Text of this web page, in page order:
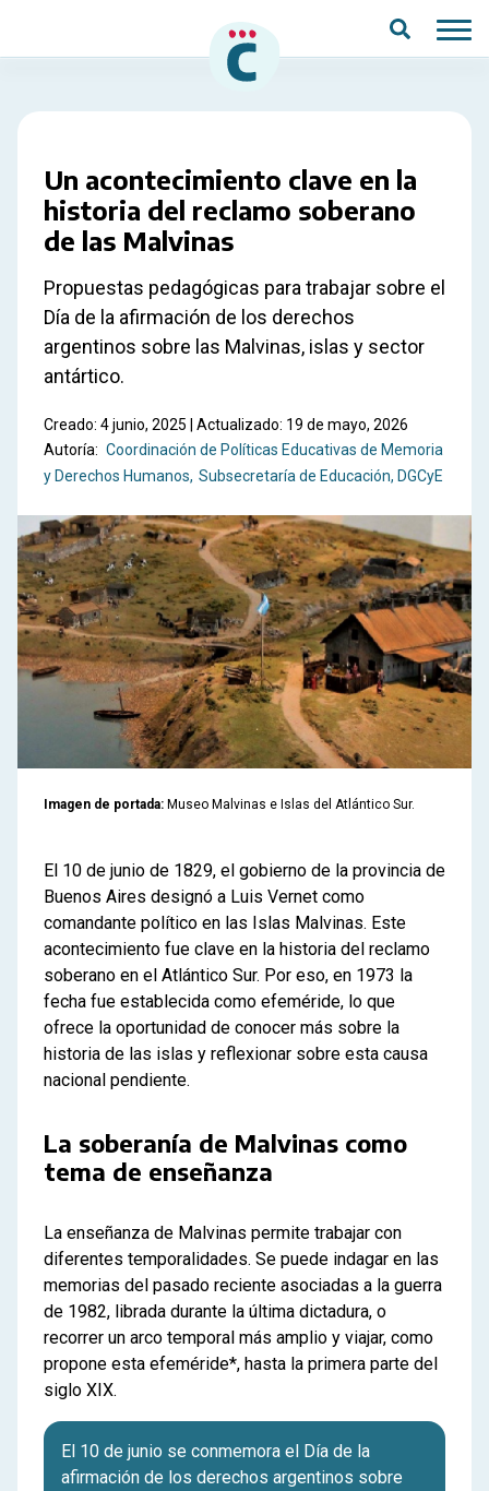
Un acontecimiento clave en la
historia del reclamo soberano
de las Malvinas
Propuestas pedagógicas para trabajar sobre el
Día de la afirmación de los derechos
argentinos sobre las Malvinas, islas y sector
antártico.
Creado: 4 junio, 2025 | Actualizado: 19 de mayo, 2026
Autoría: Coordinación de Políticas Educativas de Memoria
y Derechos Humanos Subsecretaría de Educación, DGCyE
Imagen de portada: Museo Malvinas e Islas del Atlántico Sur.
El 10 de junio de 1829, el gobierno de la provincia de
Buenos Aires designó a Luis Vernet como
comandante político en las Islas Malvinas. Este
acontecimiento fue clave en la historia del reclamo
soberano en el Atlántico Sur. Por eso, en 1973 la
fecha fue establecida como efeméride, lo que
ofrece la oportunidad de conocer más sobre la
historia de las islas y reflexionar sobre esta causa
nacional pendiente.
La soberanía de Malvinas como
tema de enseñanza
La enseñanza de Malvinas permite trabajar con
diferentes temporalidades. Se puede indagar en las
memorias del pasado reciente asociadas a la guerra
de 1982, librada durante la última dictadura, o
recorrer un arco temporal más amplio y viajar, como
propone esta efeméride*, hasta la primera parte del
siglo XIX.
El 10 de junio se conmemora el Día de la
afirmación de los derechos argentinos sobre